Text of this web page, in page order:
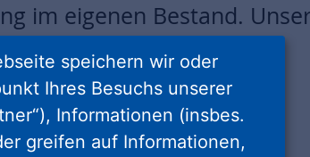
im eigenen Bestand.
Partner.
speichern wir oder
Ihres Besuchs unserer
Informationen (insbes.
greifen auf Informationen,